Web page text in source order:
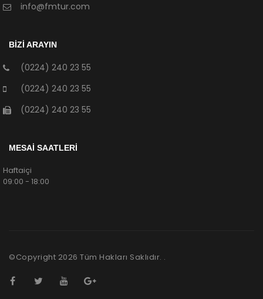
info@fmtur.com
BİZİ ARAYIN
(0224) 240 23 55
(0224) 240 23 55
(0224) 240 23 55
MESAİ SAATLERİ
Haftaiçi
09:00 - 18:00
©Copyright 2026 Tüm Hakları Saklıdır. .